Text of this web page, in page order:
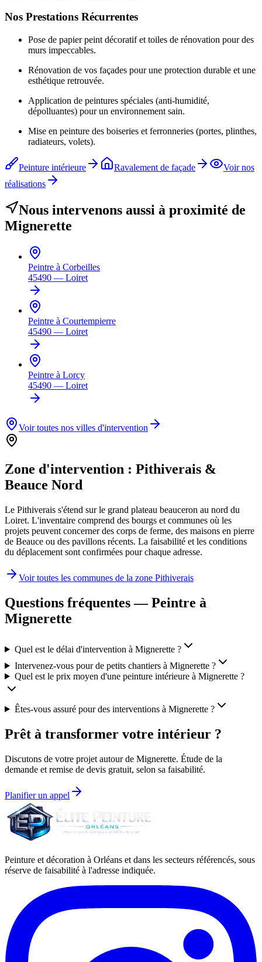
Nos Prestations Récurrentes
Pose de papier peint décoratif et toiles de rénovation pour des
murs impeccables.
Rénovation de vos façades pour une protection durable et une
esthétique retrouvée.
Application de peintures spéciales (anti-humidité,
dépolluantes) pour un environnement sain.
Mise en peinture des boiseries et ferronneries (portes, plinthes,
radiateurs, volets).
Peinture intérieure Ravalement de façade
Voir nos
réalisations
Nous intervenons aussi à proximité de
Mignerette
Peintre à Corbeilles
45490 — Loiret
Peintre à Courtempierre
45490 — Loiret
Peintre à Lorcy
45490 — Loiret
Voir toutes nos villes d'intervention
Zone d'intervention : Pithiverais &
Beauce Nord
Le Pithiverais s'étend sur le grand plateau beauceron au nord du
Loiret. L'inventaire comprend des bourgs et communes où les
projets peuvent concerner des corps de ferme, des maisons en pierre
de Beauce ou des pavillons récents. La faisabilité et les conditions
du déplacement sont confirmées pour chaque adresse.
Voir toutes les communes de la zone Pithiverais
Questions fréquentes — Peintre à
Mignerette
Quel est le délai d'intervention à Mignerette ?
Intervenez-vous pour de petits chantiers à Mignerette ?
Quel est le prix moyen d'une peinture intérieure à Mignerette ?
Êtes-vous assuré pour des interventions à Mignerette ?
Prêt à transformer votre intérieur ?
Discutons de votre projet autour de Mignerette. Étude de la
demande et remise de devis gratuit, selon sa faisabilité.
Planifier un appel
Peinture et décoration à Orléans et dans les secteurs référencés, sous
réserve de faisabilité à l'adresse indiquée.